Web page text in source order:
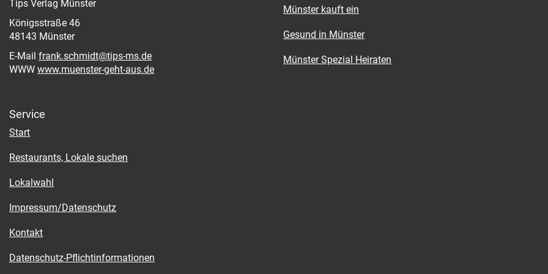
Tips Verlag Münster
Königsstraße 46
48143 Münster
E-Mail frank.schmidt@tips-ms.de
WWW www.muenster-geht-aus.de
Münster kauft ein
Gesund in Münster
Münster Spezial Heiraten
Service
Start
Restaurants, Lokale suchen
Lokalwahl
Impressum/Datenschutz
Kontakt
Datenschutz-Pflichtinformationen